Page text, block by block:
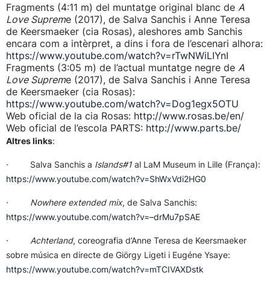
Fragments (4:11 m) del muntatge original blanc de A
Love Supreme (2017), de Salva Sanchis i Anne Teresa
de Keersmaeker (cia Rosas), aleshores amb Sanchis
encara com a intèrpret, a dins i fora de l’escenari alhora:
https://www.youtube.com/watch?v=rTwNWiLIYnI
Fragments (3:05 m) de l’actual muntatge negre de A
Love Supreme (2017), de Salva Sanchis i Anne Teresa
de Keersmaeker (cia Rosas):
https://www.youtube.com/watch?v=Dog1egx5OTU
Web oficial de la cia Rosas: http://www.rosas.be/en/
Web oficial de l’escola PARTS: http://www.parts.be/
Altres links:
· Salva Sanchis a Islands#1 al LaM Museum in Lille (França):
https://www.youtube.com/watch?v=ShWxVdi2HG0
· Nowhere extended mix, de Salva Sanchis:
https://www.youtube.com/watch?v=–drMu7pSAE
· Achterland, coreografia d’Anne Teresa de Keersmaeker
sobre música en directe de Giörgy Ligeti i Eugéne Ysaye:
https://www.youtube.com/watch?v=mTCIVAXDstk